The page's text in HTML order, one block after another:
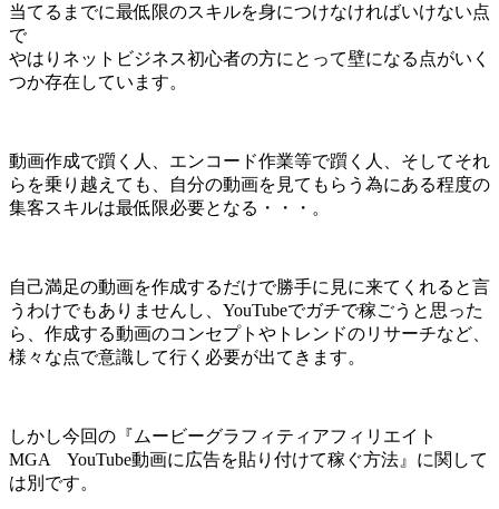
当てるまでに最低限のスキルを身につけなければいけない点
で
やはりネットビジネス初心者の方にとって壁になる点がいく
つか存在しています。
動画作成で躓く人、エンコード作業等で躓く人、そしてそれ
らを乗り越えても、自分の動画を見てもらう為にある程度の
集客スキルは最低限必要となる・・・。
自己満足の動画を作成するだけで勝手に見に来てくれると言
うわけでもありませんし、YouTubeでガチで稼ごうと思った
ら、作成する動画のコンセプトやトレンドのリサーチなど、
様々な点で意識して行く必要が出てきます。
しかし今回の『ムービーグラフィティアフィリエイト
MGA YouTube動画に広告を貼り付けて稼ぐ方法』に関して
は別です。